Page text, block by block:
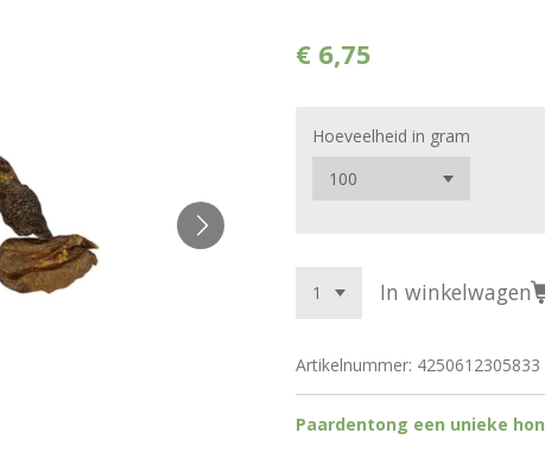
€ 6,75
Hoeveelheid in gram
In winkelwagen
Artikelnummer: 4250612305833
Paardentong een unieke